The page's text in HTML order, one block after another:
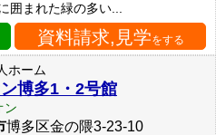
囲まれた緑の多い...
資料請求,見学をする
ホーム
博多1・2号館
ン
博多区金の隈3-23-10